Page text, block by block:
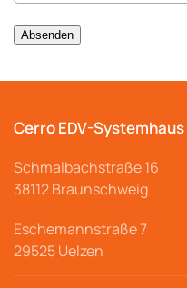
dass
ein
sind
wählen
Sie
Tasse.
Absenden
Cerro EDV-Systemhaus
Schmalbachstraße16
38112 Braunschweig
Eschemannstraße 7
29525 Uelzen